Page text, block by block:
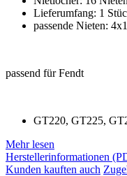
Lieferumfang: 1
passende Nieten:
passend für Fendt
GT220, GT225,
Mehr lesen
Herstellerinformationen
Kunden kauften auch